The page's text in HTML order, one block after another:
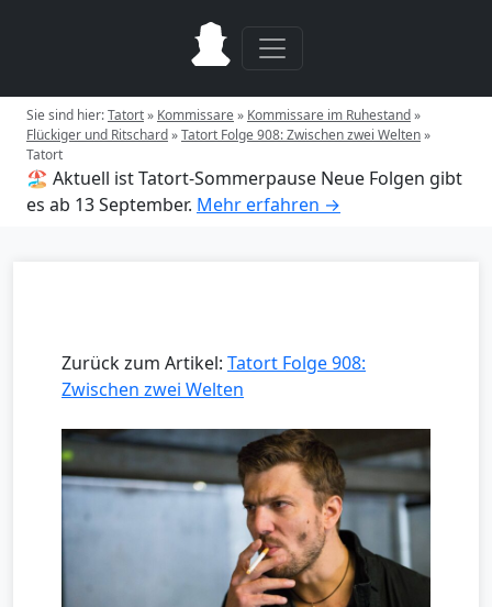
Sie sind hier:Tatort» Kommissare» Kommissare im Ruhestand»
Flückiger und Ritschard»Tatort Folge 908: Zwischen zwei Welten»
Tatort
🏖️ Aktuell ist Tatort-Sommerpause Neue Folgen gibt
es ab 13 September. Mehr erfahren →
Zurück zum Artikel: Tatort Folge 908:
Zwischen zwei Welten